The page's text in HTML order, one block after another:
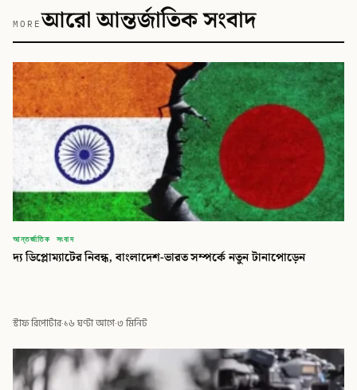
MOREআরো আন্তর্জাতিক সংবাদ
আন্তর্জাতিক সংবাদ
দ্য ডিপ্লোম্যাটের নিবন্ধ, বাংলাদেশ-ভারত সম্পর্কে নতুন টানাপোড়েন
স্টাফ রিপোর্টার·১৬ ঘণ্টা আগে·৩ মিনিট